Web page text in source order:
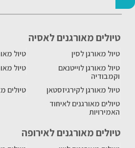
טיולים מאורגנים לאסיה
טיול מאורגן לסין
טיול
טיול מאורגן לוייטנאם
וקמבודיה
טיול
טיול מאורגן לקירגיזסטאן
טיולים
טיולים מאורגנים לאיחוד
האמירויות
טיולים מאורגנים לאירופה